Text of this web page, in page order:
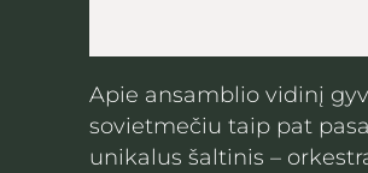
Apie ansamblio vidinį
sovietmečiu taip pat
unikalus šaltinis –